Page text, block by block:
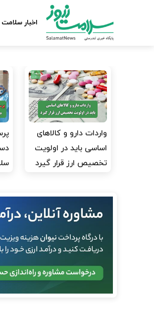
اخبار سلامت
واردات دارو و کالاهای
اساسی باید در اولویت
تخصیص ارز قرار گیرد